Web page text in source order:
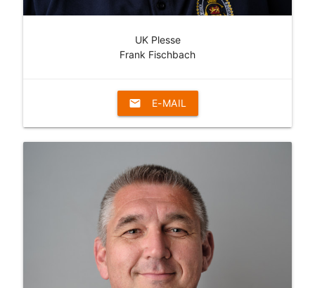
UK Plesse
Frank Fischbach
email E-MAIL